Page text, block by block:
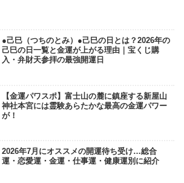
●己巳（つちのとみ）●己巳の日とは？2026年の
己巳の日一覧と金運が上がる理由｜宝くじ購
入・弁財天参拝の最強開運日
【金運パワスポ】富士山の麓に鎮座する新屋山
神社本宮には霊験あらたかな最高の金運パワー
が！
2026年7月にオススメの開運待ち受け…総合
運・恋愛運・金運・仕事運・健康運別に紹介